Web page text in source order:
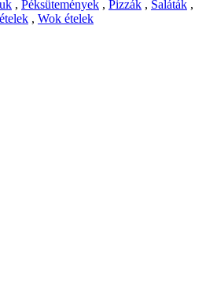
, Péksütemények , Pizzák , Saláták ,
, Wok ételek